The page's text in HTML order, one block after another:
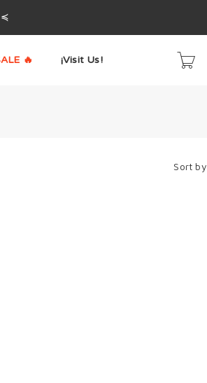
🔥 ¡Visit Us!
Sort by